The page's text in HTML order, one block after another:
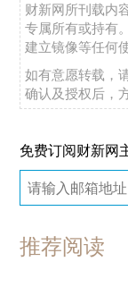
财新网所刊载内
专属所有或持有
建立镜像等任何
如有意愿转载，
确认及授权后，
免费订阅财新网
推荐阅读